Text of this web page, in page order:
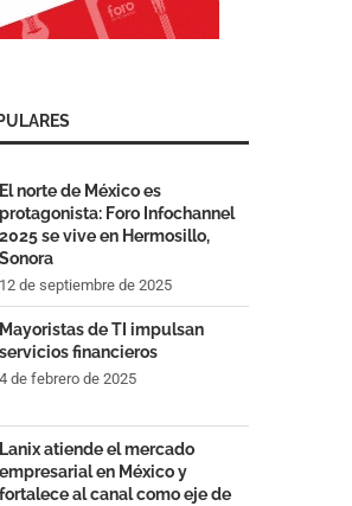
El norte de México es
protagonista: Foro Infochannel
2025 se vive en Hermosillo,
Sonora
12 de septiembre de 2025
Mayoristas de TI impulsan
servicios financieros
4 de febrero de 2025
Lanix atiende el mercado
empresarial en México y
fortalece al canal como eje de